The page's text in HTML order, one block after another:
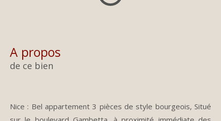
a propos
de ce bien
Nice : Bel appartement 3 pièces de style bourgeois, Situé